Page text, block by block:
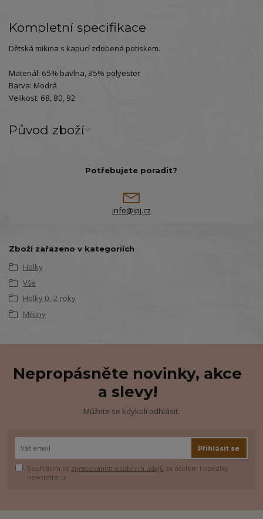
Kompletní specifikace
Dětská mikina s kapucí zdobená potiskem.
Materiál: 65% bavlna, 35% polyester
Barva: Modrá
Velikost: 68, 80, 92
Původ zboží
Potřebujete poradit?
info@ipj.cz
Zboží zařazeno v kategoriích
Holky
Vše
Holky 0–2 roky
Mikiny
Nepropásněte novinky, akce
a slevy!
Můžete se kdykoli odhlásit.
Přihlásit se
Souhlasím se zpracováním osobních údajů za účelem rozesílky
newsletteru.